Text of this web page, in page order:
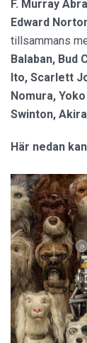
F. Murray
Edward
tillsammans
Balaban, Bud
Ito, Scarlett
Nomura,
Swinton,
Här nedan